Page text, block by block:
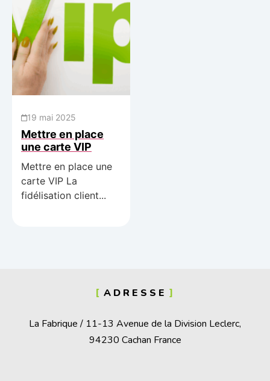
19 mai 2025
Mettre en place
une carte VIP
Mettre en place une
carte VIP La
fidélisation client...
ADRESSE
La Fabrique / 11-13 Avenue de la Division Leclerc,
94230 Cachan France